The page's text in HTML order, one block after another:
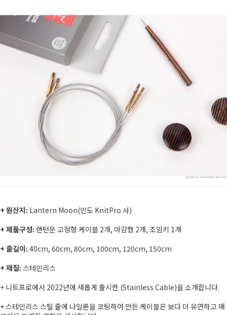
+ 원산지: Lantern Moon(인도 KnitPro 사)
+ 제품구성: 랜턴문 고정형 케이블 2개, 마감캡 2개, 조임키 1개
+ 줄길이: 40cm, 60cm, 80cm, 100cm, 120cm, 150cm
+ 재질: 스테인리스
+ 니트프로에서 2022년에 새롭게 출시한 (Stainless Cable)을 소개합니다.
+ 스테인리스 스틸 줄에 나일론을 코팅하여 만든 케이블은 보다 더 유연하고 매